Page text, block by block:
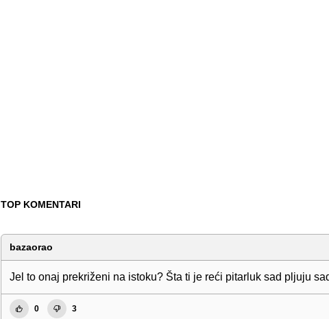
TOP KOMENTARI
bazaorao
Jel to onaj prekriženi na istoku? Šta ti je reći pitarluk sad pljuju
0 3